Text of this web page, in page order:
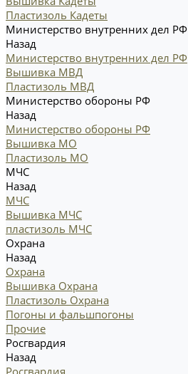
Пластизоль Кадеты
Министерство внутренних дел РФ
Назад
Министерство внутренних дел РФ
Вышивка МВД
Пластизоль МВД
Министерство обороны РФ
Назад
Министерство обороны РФ
Вышивка МО
Пластизоль МО
МЧС
Назад
МЧС
Вышивка МЧС
пластизоль МЧС
Охрана
Назад
Охрана
Вышивка Охрана
Пластизоль Охрана
Погоны и фальшпогоны
Прочие
Росгвардия
Назад
Росгвардия